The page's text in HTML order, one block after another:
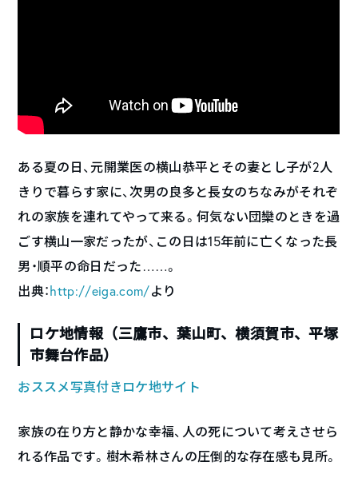
ある夏の日、元開業医の横山恭平とその妻とし子が2人
きりで暮らす家に、次男の良多と長女のちなみがそれぞ
れの家族を連れてやって来る。何気ない団欒のときを過
ごす横山一家だったが、この日は15年前に亡くなった長
男・順平の命日だった……。
出典：http://eiga.com/より
ロケ地情報（三鷹市、葉山町、横須賀市、平塚
市舞台作品）
おススメ写真付きロケ地サイト
家族の在り方と静かな幸福、人の死について考えさせら
れる作品です。樹木希林さんの圧倒的な存在感も見所。